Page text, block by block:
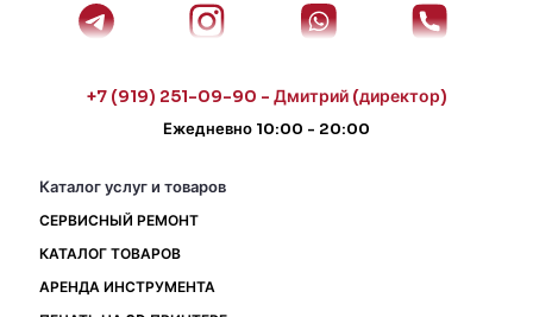
+7 (919) 251-09-90 - Дмитрий (директор)
Ежедневно 10:00 - 20:00
Каталог услуг и товаров
СЕРВИСНЫЙ РЕМОНТ
КАТАЛОГ ТОВАРОВ
АРЕНДА ИНСТРУМЕНТА